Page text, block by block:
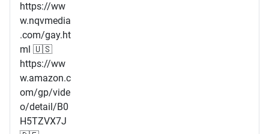
https://ww
w.nqvmedia
.com/gay.ht
ml 🇺🇸
https://ww
w.amazon.c
om/gp/vide
o/detail/B0
H5TZVX7J